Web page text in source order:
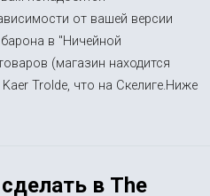
от вашей версии
в "Ничейной
(магазин находится
Trolde, что на Скелиге.Ниже
в The